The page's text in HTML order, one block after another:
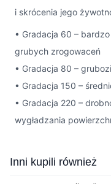
i skrócenia jego
• Gradacja 60 –
grubych zrogowaceń
• Gradacja 80 –
• Gradacja 150 –
• Gradacja 220 –
wygładzania
Press to skip carousel
Inni kupili również